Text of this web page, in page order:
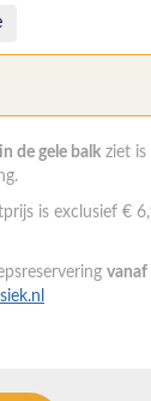
de gele balk ziet is
is exclusief €
vanaf